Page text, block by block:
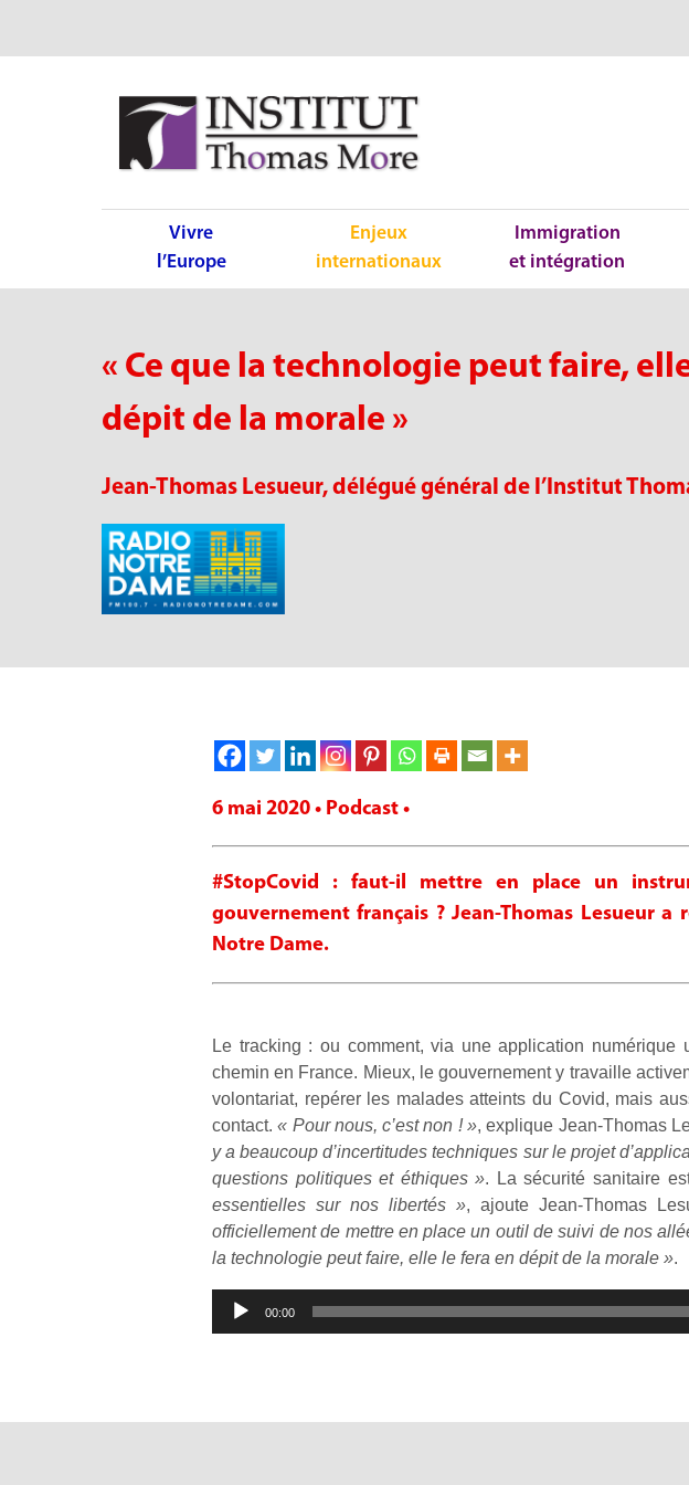
Vivre
l’Europe
Enjeux
internationaux
Immigration
et intégration
« Ce que la technologie peut faire,
dépit de la morale »
Jean-Thomas Lesueur, délégué général de l’Institut
6 mai 2020 • Podcast •
#StopCovid : faut-il mettre en place un
gouvernement français ? Jean-Thomas Lesueur
Notre Dame.
Le tracking : ou comment, via une application
chemin en France. Mieux, le gouvernement y travaille
volontariat, repérer les malades atteints du Covid, mais
contact.« Pour nous, c’est non ! », explique Jean-Thomas
y a beaucoup d’incertitudes techniques sur le projet
questions politiques et éthiques ». La sécurité sanitaire
essentielles sur nos libertés », ajoute Jean-Thomas
officiellement de mettre en place un outil de suivi de nos
la technologie peut faire, elle le fera en dépit de la morale ».
Lecteur
00:00